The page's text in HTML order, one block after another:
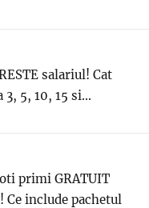
salariul! Cat
5, 10, 15 si...
primi GRATUIT
include pachetul